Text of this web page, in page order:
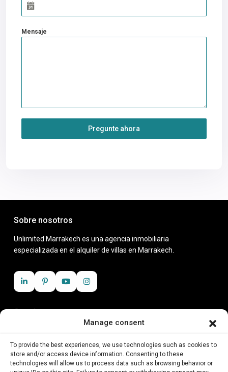
Manage consent
To provide the best experiences, we use technologies such as cookies to
store and/or access device information. Consenting to these
technologies will allow us to process data such as browsing behavior or
Mensaje
Pregunte ahora
Sobre nosotros
Unlimited Marrakech es una agencia inmobiliaria
especializada en el alquiler de villas en Marrakech.
Contáctanos
+212 6 23 11 25 18
contact@unlimitedmarrakech.com